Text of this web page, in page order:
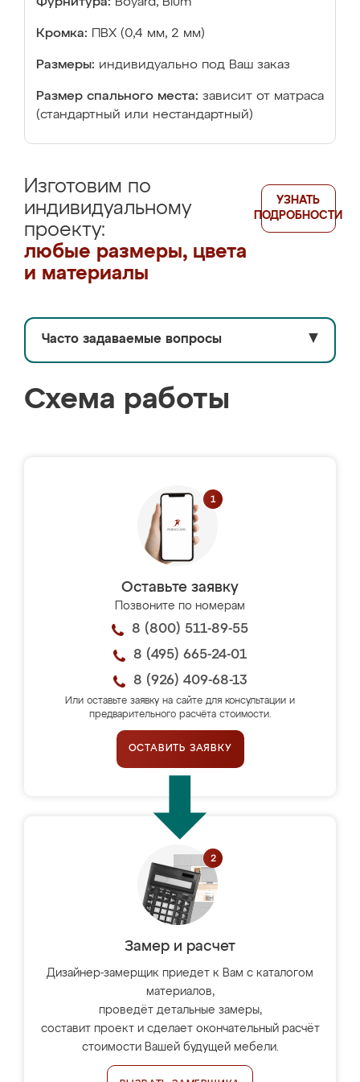
Кромка: ПВХ (0,4 мм, 2 мм)
Размеры: индивидуально под Ваш заказ
Размер спального места: зависит от матраса
(стандартный или нестандартный)
Изготовим по
индивидуальному
проекту:
любые размеры, цвета
и материалы
УЗНАТЬ
ПОДРОБНОСТИ
Часто задаваемые вопросы ▼
Схема работы
Оставьте заявку
Позвоните по номерам
8 (800) 511-89-55
8 (495) 665-24-01
8 (926) 409-68-13
Или оставьте заявку на сайте для консультации и
предварительного расчёта стоимости.
ОСТАВИТЬ ЗАЯВКУ
Замер и расчет
Дизайнер-замерщик приедет к Вам с каталогом
материалов,
проведёт детальные замеры,
составит проект и сделает окончательный расчёт
стоимости Вашей будущей мебели.